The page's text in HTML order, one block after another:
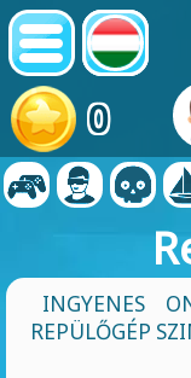
0
INGYENES
REPÜLŐGÉP